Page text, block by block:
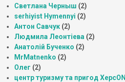
Светлана Черныш (2)
serhiyist Hymennyi (2)
Антон Савчук (2)
Людмила Леонтіева (2)
Анатолій Бученко (2)
MrMatnenko (2)
Олег (2)
центр туризму та пригод ХерсON